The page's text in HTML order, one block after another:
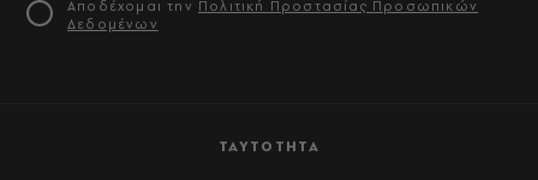
ΤΑΥΤΟΤΗΤΑ
Αποδέχομαι την Πολιτική Προστασίας Προσωπικών
Δεδομένων